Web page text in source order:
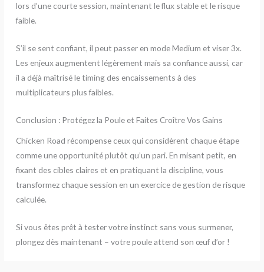
lors d’une courte session, maintenant le flux stable et le risque
faible.
S’il se sent confiant, il peut passer en mode Medium et viser 3x.
Les enjeux augmentent légèrement mais sa confiance aussi, car
il a déjà maîtrisé le timing des encaissements à des
multiplicateurs plus faibles.
Conclusion : Protégez la Poule et Faites Croître Vos Gains
Chicken Road récompense ceux qui considèrent chaque étape
comme une opportunité plutôt qu’un pari. En misant petit, en
fixant des cibles claires et en pratiquant la discipline, vous
transformez chaque session en un exercice de gestion de risque
calculée.
Si vous êtes prêt à tester votre instinct sans vous surmener,
plongez dès maintenant – votre poule attend son œuf d’or !